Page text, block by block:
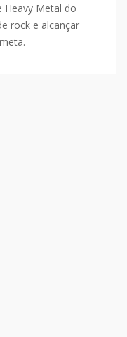
Heavy Metal do
rock e alcançar